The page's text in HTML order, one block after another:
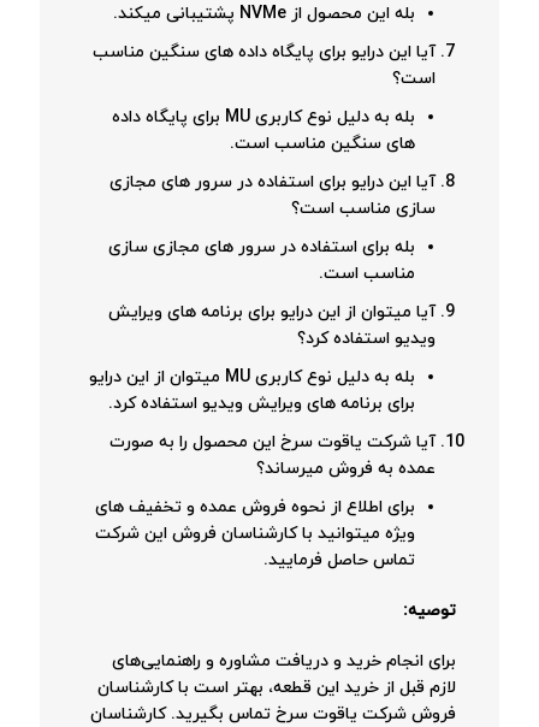
بله این محصول از NVMe پشتیبانی میکند.
آیا این درایو برای پایگاه داده های سنگین مناسب
است؟
بله به دلیل نوع کاربری MU برای پایگاه داده
های سنگین مناسب است.
آیا این درایو برای استفاده در سرور های مجازی
سازی مناسب است؟
بله برای استفاده در سرور های مجازی سازی
مناسب است.
آیا میتوان از این درایو برای برنامه های ویرایش
ویدیو استفاده کرد؟
بله به دلیل نوع کاربری MU میتوان از این درایو
برای برنامه های ویرایش ویدیو استفاده کرد.
آیا شرکت یاقوت سرخ این محصول را به صورت
عمده به فروش میرساند؟
برای اطلاع از نحوه فروش عمده و تخفیف های
ویژه میتوانید با کارشناسان فروش این شرکت
تماس حاصل فرمایید.
توصیه:
برای انجام خرید و دریافت مشاوره و راهنمایی‌های
لازم قبل از خرید این قطعه، بهتر است با کارشناسان
فروش شرکت یاقوت سرخ تماس بگیرید. کارشناسان